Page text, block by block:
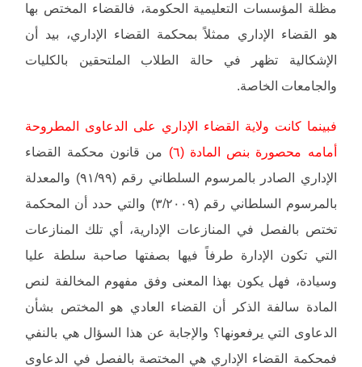
مظلة المؤسسات التعليمية الحكومة، فالقضاء المختص بها
هو القضاء الإداري ممثلاً بمحكمة القضاء الإداري، بيد أن
الإشكالية تظهر في حالة الطلاب الملتحقين بالكليات
والجامعات الخاصة.
فبينما كانت ولاية القضاء الإداري على الدعاوى المطروحة
أمامه محصورة بنص المادة (٦)
من قانون محكمة القضاء
الإداري الصادر بالمرسوم السلطاني رقم (٩١/٩٩) والمعدلة
بالمرسوم السلطاني رقم (٣/٢٠٠٩) والتي حدد أن المحكمة
تختص بالفصل في المنازعات الإدارية، أي تلك المنازعات
التي تكون الإدارة طرفاً فيها بصفتها صاحبة سلطة عليا
وسيادة، فهل يكون بهذا المعنى وفق مفهوم المخالفة لنص
المادة سالفة الذكر أن القضاء العادي هو المختص بشأن
الدعاوى التي يرفعونها؟ والإجابة عن هذا السؤال هي بالنفي
فمحكمة القضاء الإداري هي المختصة بالفصل في الدعاوى